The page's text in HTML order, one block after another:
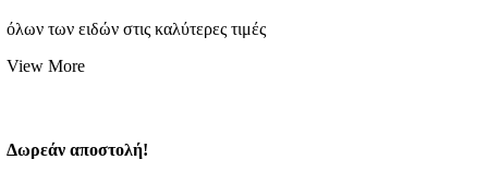
όλων των ειδών στις καλύτερες τιμές
View More
Δωρεάν αποστολή!